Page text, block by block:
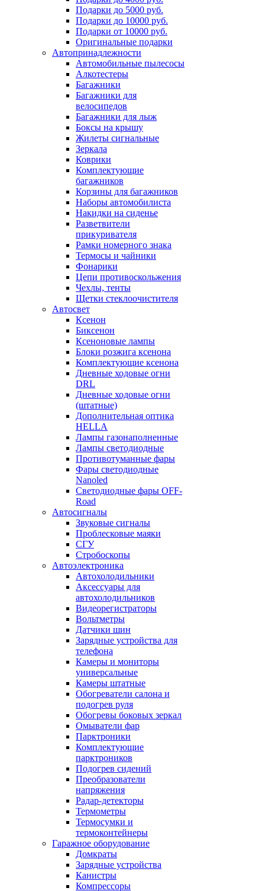
Подарки до 5000 руб.
Подарки до 10000 руб.
Подарки от 10000 руб.
Оригинальные подарки
Автопринадлежности
Автомобильные пылесосы
Алкотестеры
Багажники
Багажники для
велосипедов
Багажники для лыж
Боксы на крышу
Жилеты сигнальные
Зеркала
Коврики
Комплектующие
багажников
Корзины для багажников
Наборы автомобилиста
Накидки на сиденье
Разветвители
прикуривателя
Рамки номерного знака
Термосы и чайники
Фонарики
Цепи противоскольжения
Чехлы, тенты
Щетки стеклоочистителя
Автосвет
Ксенон
Биксенон
Ксеноновые лампы
Блоки розжига ксенона
Комплектующие ксенона
Дневные ходовые огни
DRL
Дневные ходовые огни
(штатные)
Дополнительная оптика
HELLA
Лампы газонаполненные
Лампы светодиодные
Противотуманные фары
Фары светодиодные
Nanoled
Светодиодные фары OFF-
Road
Автосигналы
Звуковые сигналы
Проблесковые маяки
СГУ
Стробоскопы
Автоэлектроника
Автохолодильники
Аксессуары для
автохолодильников
Видеорегистраторы
Вольтметры
Датчики шин
Зарядные устройства для
телефона
Камеры и мониторы
универсальные
Камеры штатные
Обогреватели салона и
подогрев руля
Обогревы боковых зеркал
Омыватели фар
Парктроники
Комплектующие
парктроников
Подогрев сидений
Преобразователи
напряжения
Радар-детекторы
Термометры
Термосумки и
термоконтейнеры
Гаражное оборудование
Домкраты
Зарядные устройства
Канистры
Компрессоры